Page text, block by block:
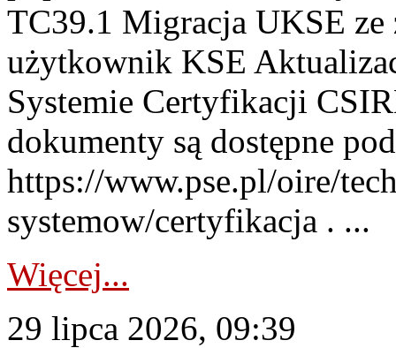
TC39.1 Migracja UKSE
użytkownik KSE
Systemie Certyfikacji
dokumenty są dostępne
https://www.pse.pl/oire/
systemow/certyfikacja . ...
Więcej...
29 lipca 2026, 09:39